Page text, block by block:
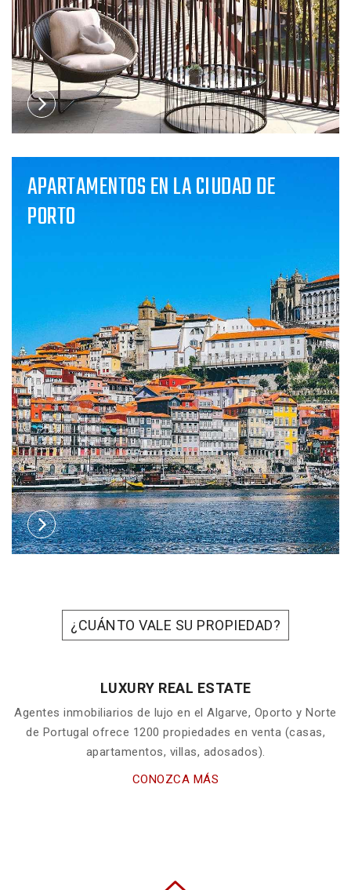
APARTAMENTOS EN LA CIUDAD DE
PORTO
¿CUÁNTO VALE SU PROPIEDAD?
LUXURY REAL ESTATE
Agentes inmobiliarios de lujo en el Algarve, Oporto y Norte
de Portugal ofrece 1200 propiedades en venta (casas,
apartamentos, villas, adosados).
CONOZCA MÁS